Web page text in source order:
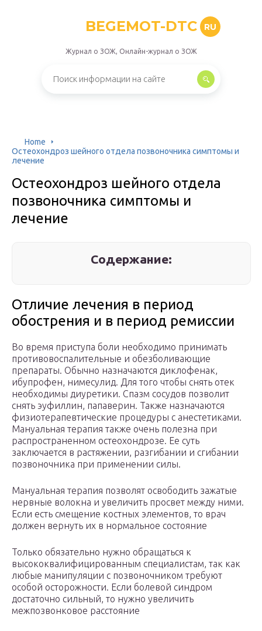
BEGEMOT-DTC RU
Журнал о ЗОЖ, Онлайн-журнал о ЗОЖ
Home
Остеохондроз шейного отдела позвоночника симптомы и
лечение
Остеохондроз шейного отдела
позвоночника симптомы и
лечение
Содержание:
Отличие лечения в период
обострения и в период ремиссии
Во время приступа боли необходимо принимать
противовоспалительные и обезболивающие
препараты. Обычно назначаются диклофенак,
ибупрофен, нимесулид. Для того чтобы снять отек
необходимы диуретики. Спазм сосудов позволит
снять эуфиллин, папаверин. Также назначаются
физиотерапевтические процедуры с анестетиками.
Мануальная терапия также очень полезна при
распространенном остеохондрозе. Ее суть
заключается в растяжении, разгибании и сгибании
позвоночника при применении силы.
Мануальная терапия позволят освободить зажатые
нервные волокна и увеличить просвет между ними.
Если есть смещение костных элементов, то врач
должен вернуть их в нормальное состояние
Только обязательно нужно обращаться к
высококвалифицированным специалистам, так как
любые манипуляции с позвоночником требуют
особой осторожности. Если болевой синдром
достаточно сильный, то нужно увеличить
межпозвонковое расстояние